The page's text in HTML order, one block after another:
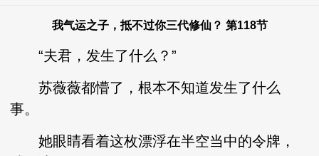
我气运之子，抵不过你三代修仙？ 第118节
“夫君，发生了什么？”
苏薇薇都懵了，根本不知道发生了什么
事。
她眼睛看着这枚漂浮在半空当中的令牌，